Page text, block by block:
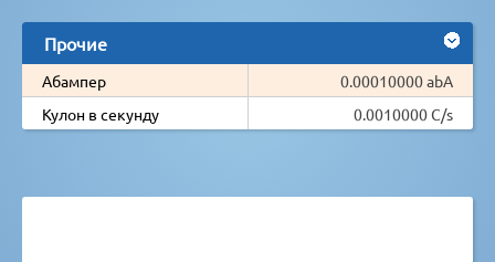
Прочие
Абампер
0.00010000 abA
Кулон в секунду
0.0010000 C/s